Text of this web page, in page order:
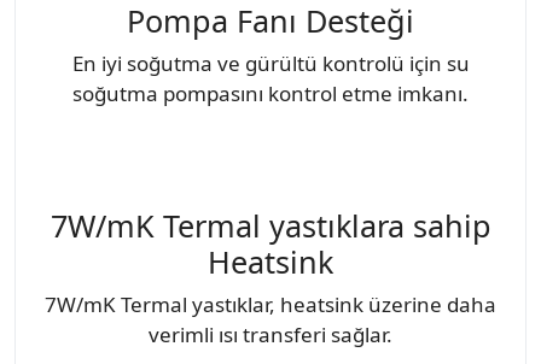
Pompa Fanı Desteği
En iyi soğutma ve gürültü kontrolü için su
soğutma pompasını kontrol etme imkanı.
7W/mK Termal yastıklara sahip
Heatsink
7W/mK Termal yastıklar, heatsink üzerine daha
verimli ısı transferi sağlar.